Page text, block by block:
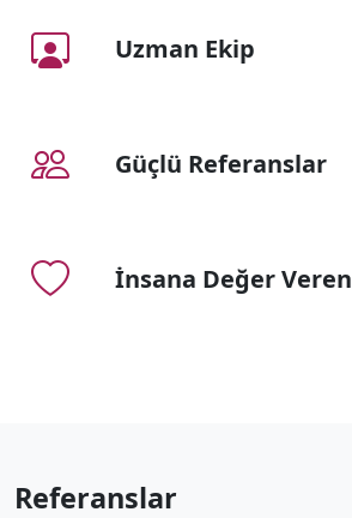
Uzman Ekip
Güçlü Referanslar
İnsana Değer Veren
Referanslar